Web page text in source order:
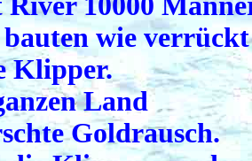
wie verrückt
Klipper.
Land
Goldrausch.